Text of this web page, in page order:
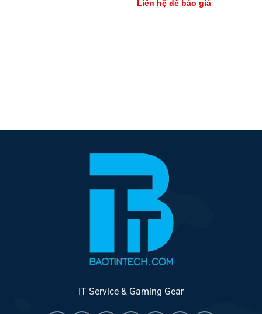
03483 ( KEY ĐIỆN TỬ ESD )
Liên hệ để báo giá
IT Service & Gaming Gear